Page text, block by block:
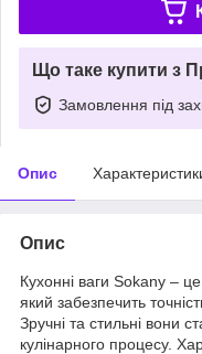
Що таке купити з
Замовлення під
Опис
Опис
Кухонні ваги Sokany –
який забезпечить
Зручні та стильні вони
кулінарного процесу.